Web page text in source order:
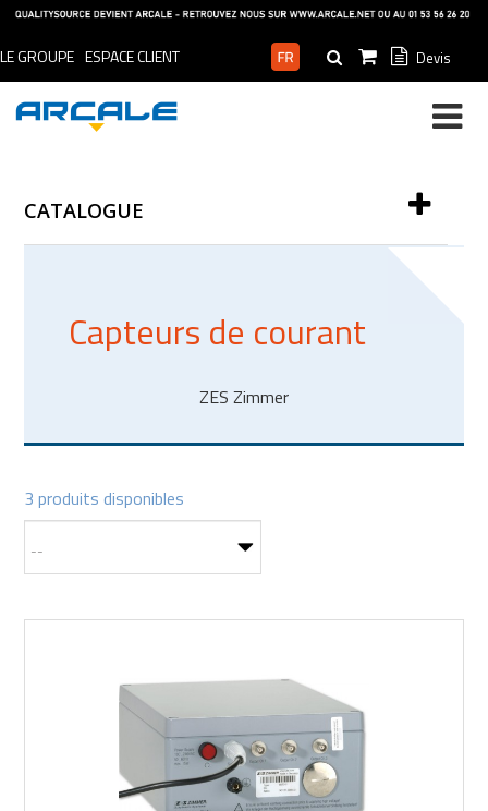
LE GROUPE ESPACE CLIENT Devis
CATALOGUE
Capteurs de courant
ZES Zimmer
3 produits disponibles